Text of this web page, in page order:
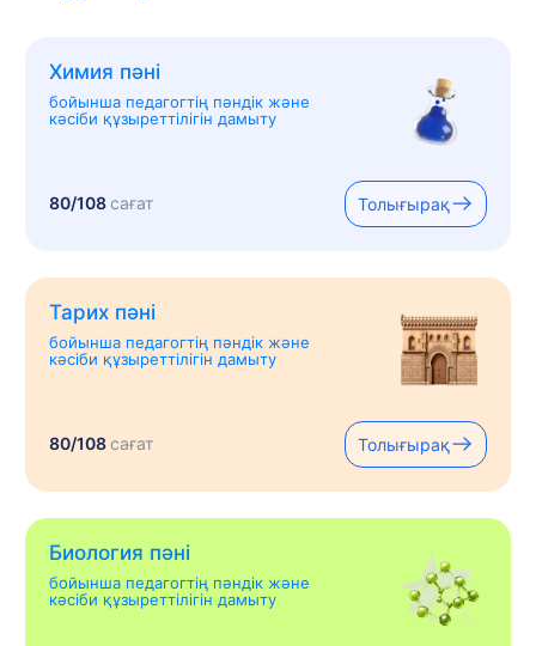
Химия пәні
бойынша педагогтің пәндік және
кәсіби құзыреттілігін дамыту
80/108сағат Толығырақ
Тарих пәні
бойынша педагогтің пәндік және
кәсіби құзыреттілігін дамыту
80/108сағат Толығырақ
Биология пәні
бойынша педагогтің пәндік және
кәсіби құзыреттілігін дамыту